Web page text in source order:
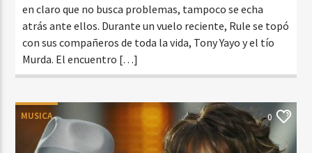
en claro que no busca problemas, tampoco se echa
atrás ante ellos. Durante un vuelo reciente, Rule se topó
con sus compañeros de toda la vida, Tony Yayo y el tío
Murda. El encuentro […]
MUSICA 0